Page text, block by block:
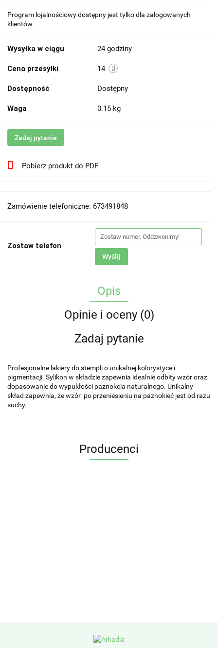
Program lojalnościowy dostępny jest tylko dla zalogowanych
klientów.
Wysyłka w ciągu 24 godziny
Cena przesyłki 14
Dostępność Dostępny
Waga 0.15 kg
Zadaj pytanie
Pobierz produkt do PDF
Zamówienie telefoniczne: 673491848
Zostaw telefon
Wyślij
Opis
Opinie i oceny (0)
Zadaj pytanie
Profesjonalne lakiery do stempli o unikalnej kolorystyce i
pigmentacji. Sylikon w składzie zapewnia idealnie odbity wzór oraz
dopasowanie do wypukłości paznokcia naturalnego. Unikalny
skład zapewnia, że wzór po przeniesieniu na paznokieć jest od razu
suchy.
Producenci